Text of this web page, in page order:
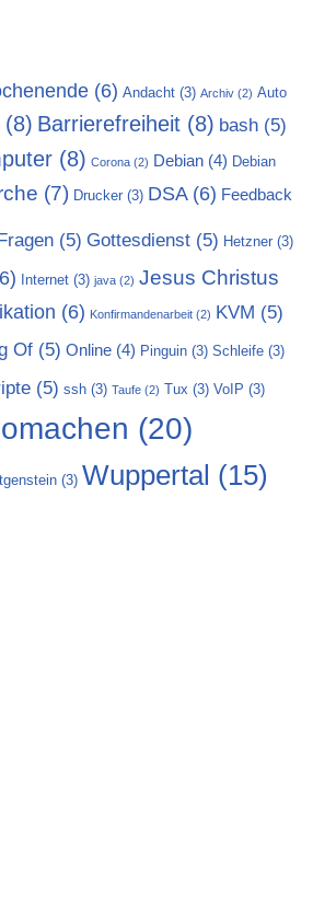
(6) Andacht (3) Archiv (2) Auto
(8) Barrierefreiheit (8) bash (5)
(8) Corona (2) Debian (4) Debian
(7) Drucker (3) DSA(6) Feedback
(5) Gottesdienst (5) Hetzner (3)
Internet (3) java (2) Jesus Christus
(6) Konfirmandenarbeit (2) KVM (5)
Of (5) Online (4) Pinguin (3) Schleife (3)
(5) ssh (3) Taufe (2) Tux (3) VoIP (3)
(20)
(3) Wuppertal (15)